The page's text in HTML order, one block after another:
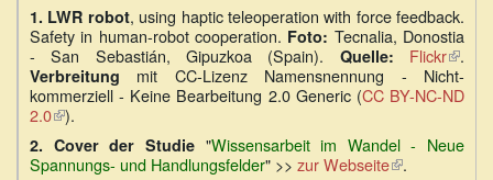
1. LWR robot, using haptic teleoperation with force feedback.
Safety in human-robot cooperation. Foto: Tecnalia, Donostia
- San Sebastián, Gipuzkoa (Spain). Quelle: Flickr(Link
ist
.
Verbreitung mit CC-Lizenz Namensnennung - Nicht-
kommerziell - Keine Bearbeitung 2.0 Generic (CC BY-NC-ND
2.0(Link
ist
extern)
).
2. Cover der Studie"Wissensarbeit im Wandel - Neue
Spannungs- und Handlungsfelder" >> zur Webseite(Link
.